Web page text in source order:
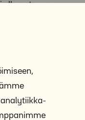
analytiikka-
olla autuaan
ratkaisuja
Y-
yhteistyötä